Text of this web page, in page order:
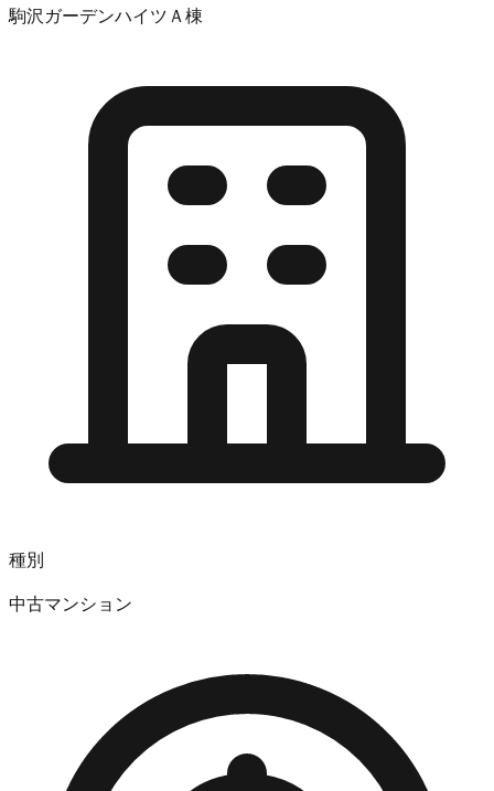
駒沢ガーデンハイツＡ棟
種別
中古マンション